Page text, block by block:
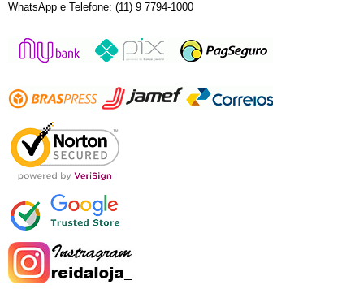
WhatsApp e Telefone: (11) 9 7794-1000